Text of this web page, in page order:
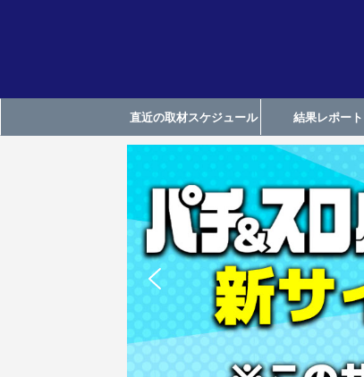
直近の取材スケジュール 結果レポート